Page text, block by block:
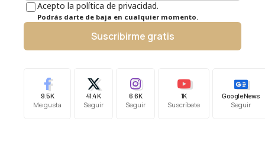
Acepto la política de privacidad.
Podrás darte de baja en cualquier momento.
Suscribirme gratis
9.5K
Me gusta
41.4K
Seguir
6.6K
Seguir
1K
Suscríbete
Google News
Seguir